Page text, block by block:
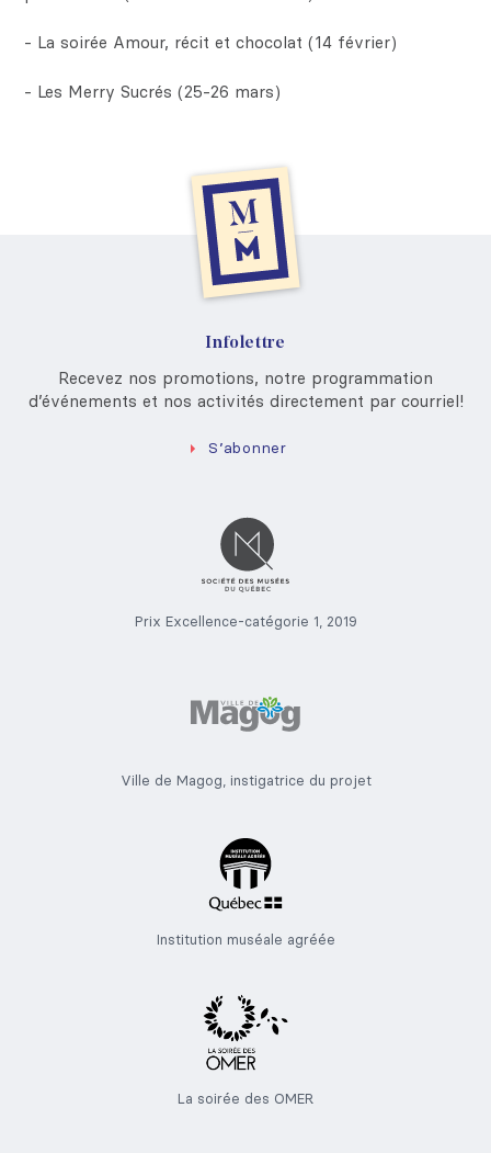
- La soirée Amour, récit et chocolat (14 février)
- Les Merry Sucrés (25-26 mars)
Infolettre
Recevez nos promotions, notre programmation
d’événements et nos activités directement par courriel!
S’abonner
Prix Excellence-catégorie 1, 2019
Ville de Magog, instigatrice du projet
Institution muséale agréée
La soirée des OMER